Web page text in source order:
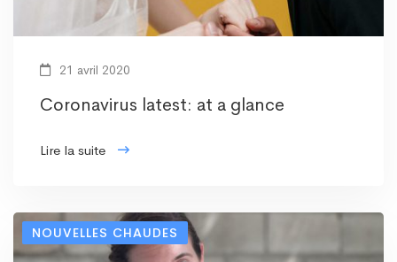
21 avril 2020
Coronavirus latest: at a glance
Lire la suite
NOUVELLES CHAUDES